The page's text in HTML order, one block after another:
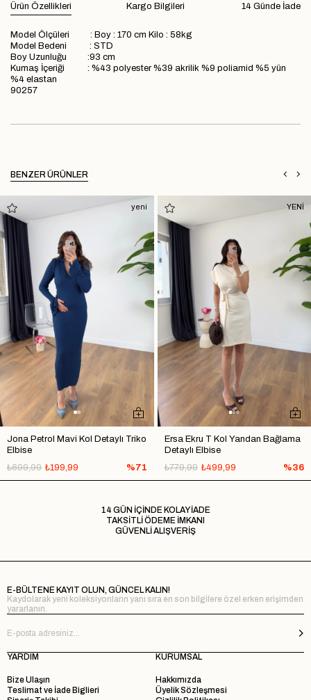
Ürün Özellikleri 14 Günde İade
Kargo Bilgileri
Model Ölçüleri : Boy : 170 cm Kilo : 58kg
Model Bedeni : STD
Boy Uzunluğu :93 cm
Kumaş İçeriği : %43 polyester %39 akrilik %9 poliamid %5 yün
%4 elastan
90257
BENZER ÜRÜNLER
Jona Petrol Mavi Kol Detaylı Triko
Elbise
₺199,99
₺699,99 %71
yeni
Ersa Ekru T Kol Yandan Bağlama
Detaylı Elbise
₺499,99
₺779,99 %36
YENİ
14 GÜN İÇİNDE KOLAY İADE
TAKSİTLİ ÖDEME İMKANI
GÜVENLİ ALIŞVERİŞ
E-BÜLTENE KAYIT OLUN, GÜNCEL KALIN!
Kaydolarak yeni koleksiyonların yanı sıra en son bilgilere özel erken erişimden
yararlanın.
YARDIM
Bize Ulaşın
Teslimat ve İade Biglieri
KURUMSAL
Hakkımızda
Üyelik Sözleşmesi